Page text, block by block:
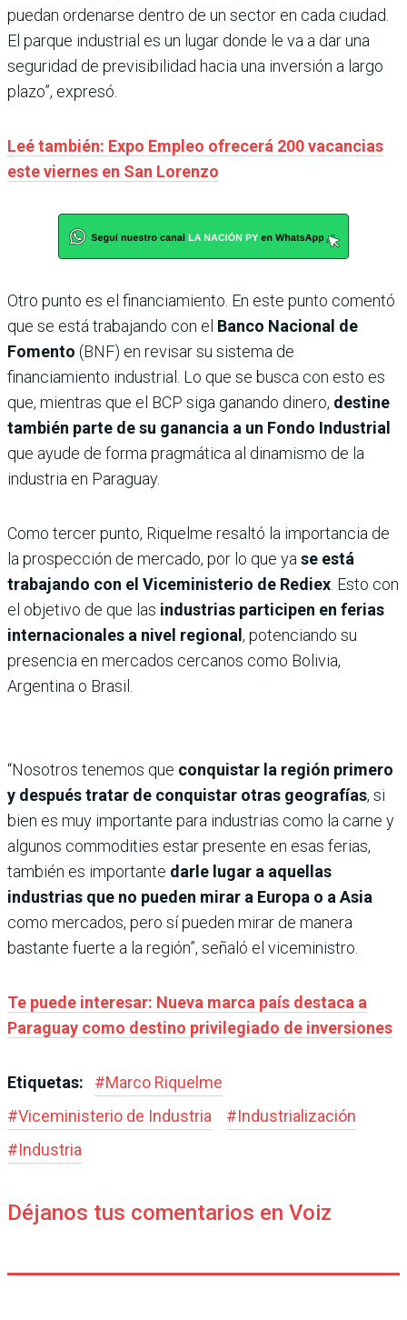
puedan ordenarse dentro de un sector en cada ciudad.
El parque industrial es un lugar donde le va a dar una
seguridad de previsibilidad hacia una inversión a largo
plazo”, expresó.
Leé también: Expo Empleo ofrecerá 200 vacancias
este viernes en San Lorenzo
Otro punto es el financiamiento. En este punto comentó
que se está trabajando con el Banco Nacional de
Fomento (BNF) en revisar su sistema de
financiamiento industrial. Lo que se busca con esto es
que, mientras que el BCP siga ganando dinero, destine
también parte de su ganancia a un Fondo Industrial
que ayude de forma pragmática al dinamismo de la
industria en Paraguay.
Como tercer punto, Riquelme resaltó la importancia de
la prospección de mercado, por lo que ya se está
trabajando con el Viceministerio de Rediex . Esto con
el objetivo de que las industrias participen en ferias
internacionales a nivel regional , potenciando su
presencia en mercados cercanos como Bolivia,
Argentina o Brasil.
“Nosotros tenemos que conquistar la región primero
y después tratar de conquistar otras geografías, si
bien es muy importante para industrias como la carne y
algunos commodities estar presente en esas ferias,
también es importante darle lugar a aquellas
industrias que no pueden mirar a Europa o a Asia
como mercados, pero sí pueden mirar de manera
bastante fuerte a la región”, señaló el viceministro.
Te puede interesar: Nueva marca país destaca a
Paraguay como destino privilegiado de inversiones
Etiquetas: #Marco Riquelme
#Viceministerio de Industria #Industrialización
#Industria
Déjanos tus comentarios en Voiz